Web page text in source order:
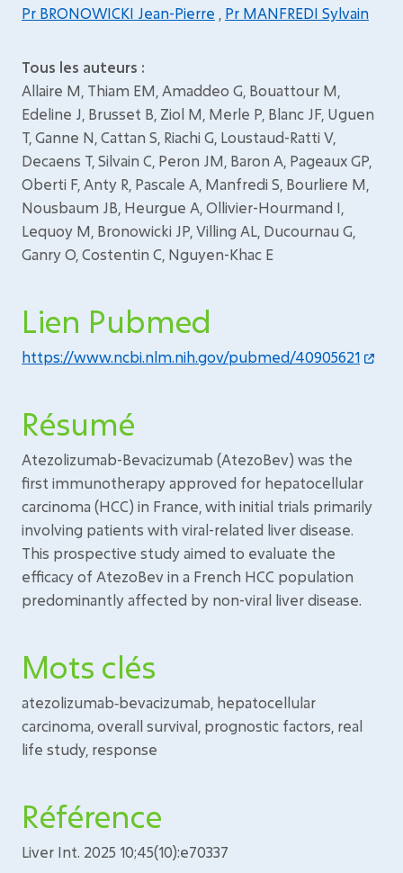
Pr BRONOWICKI Jean-Pierre
Pr MANFREDI Sylvain
Tous les auteurs :
Allaire M, Thiam EM, Amaddeo G, Bouattour M,
Edeline J, Brusset B, Ziol M, Merle P, Blanc JF, Uguen
T, Ganne N, Cattan S, Riachi G, Loustaud-Ratti V,
Decaens T, Silvain C, Peron JM, Baron A, Pageaux GP,
Oberti F, Anty R, Pascale A, Manfredi S, Bourliere M,
Nousbaum JB, Heurgue A, Ollivier-Hourmand I,
Lequoy M, Bronowicki JP, Villing AL, Ducournau G,
Ganry O, Costentin C, Nguyen-Khac E
Lien Pubmed
https://www.ncbi.nlm.nih.gov/pubmed/40905621
Résumé
Atezolizumab-Bevacizumab (AtezoBev) was the
first immunotherapy approved for hepatocellular
carcinoma (HCC) in France, with initial trials primarily
involving patients with viral-related liver disease.
This prospective study aimed to evaluate the
efficacy of AtezoBev in a French HCC population
predominantly affected by non-viral liver disease.
Mots clés
atezolizumab‐bevacizumab, hepatocellular
carcinoma, overall survival, prognostic factors, real
life study, response
Référence
Liver Int. 2025 10;45(10):e70337